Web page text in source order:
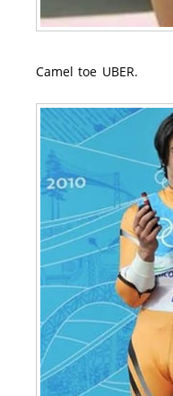
Camel toe UBER.